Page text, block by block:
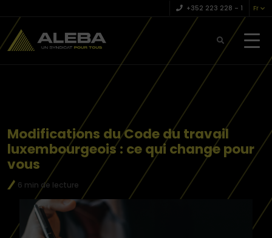
+352 223 228 – 1 Fr
Modifications du Code du travail
luxembourgeois : ce qui change pour
vous
6 min de lecture